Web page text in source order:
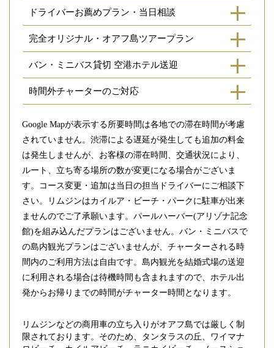
ドライバーお薦めプラン・当日相談
完全オリジナル・オアフ島ツアープラン
バン・ミニバス貸切 空港ホテル送迎
時間外チャーターのご対応
Google Mapが表示する所要時間は各地での滞在時間が考慮
されていません。渋滞による遅延が発生しても追加の料金
は発生しませんが、お客様の滞在時間、交通状況により、
ルート、立ち寄る場所の数が変更になる場合がございま
す。コース変更・追加は当日の担当ドライバーにご相談下
さい。リムジンはカイルア・ビーチ・パークに駐車が出来
ませんのでご了承願います。パールハーバー(アリゾナ記念
館)を組み込んだプランはございません。バン・ミニバスで
の島内観光プランはございませんが、チャーターされる時
間内のご利用方法は自由です。島内観光を結婚式場の送迎
に利用される場合は待機時間も含まれますので、ホテル出
発からお帰りまでの時間がチャーター時間となります。
リムジンなどの商用車の立ち入りがオアフ島では厳しく制
限されております。そのため、タンタラスの丘、ワイマナ